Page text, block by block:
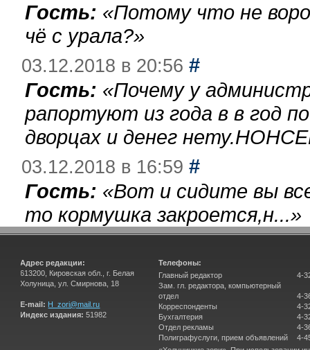
Гость: «Потому что не
чё с урала?»
03.12.2018 в 20:56 #
Гость: «Почему у
рапортуют из года в в год
дворцах и денег
03.12.2018 в 16:59 #
Гость: «Вот и сидите вы
то кормушка закроется,н...»
Адрес редакции:
613200, Кировская обл., г. Белая
Холуница, ул. Смирнова, 18
E-mail: H_zori@mail.ru
Индекс издания: 51982
Телефоны:
Главный редактор
Зам. гл. редактора, компьютерный
отдел
Корреспонденты
Бухгалтерия
Отдел рекламы
Полиграфуслуги, прием объявлений
4-
4-
4-
4-
4-
4-